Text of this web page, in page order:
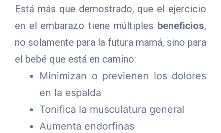
Está más que demostrado, que el ejercicio
en el embarazo tiene múltiples beneficios,
no solamente para la futura mamá, sino para
el bebé que está en camino:
Minimizan o previenen los dolores
en la espalda
Tonifica la musculatura general
Aumenta endorfinas